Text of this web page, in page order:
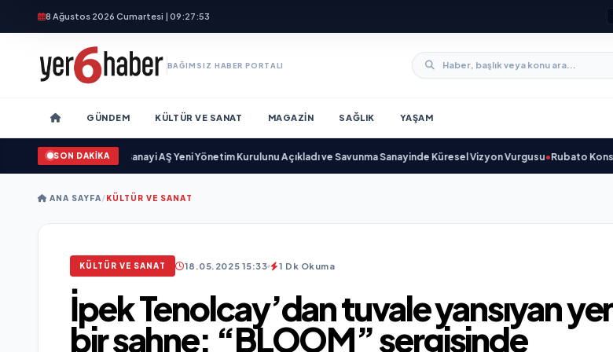
8 Ağustos 2026 Cumartesi | 09:27:55
BAĞIMSIZ HABER PORTALI
GÜNDEM KÜLTÜR VE SANAT MAGAZIN SAĞLIK YAŞAM
SON DAKİKA
Savunma Sanayi AŞ Yeni Yönetim Kurulunu Açıkladı ve Savunma Sanayinde Küresel Vizyon Vurgusu•Rubato Konser Serisi
ANA SAYFA/KÜLTÜR VE SANAT
KÜLTÜR VE SANAT 18.05.2025 15:33 1 Dk Okuma
İpek Tenolcay’dan tuvale yansıyan
bir sahne: “BLOOM” sergisinde